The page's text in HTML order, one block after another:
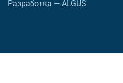
Разработка — ALGUS